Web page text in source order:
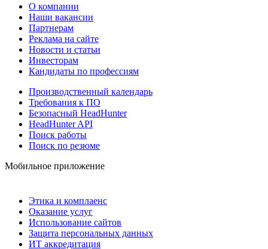
О компании
Наши вакансии
Партнерам
Реклама на сайте
Новости и статьи
Инвесторам
Кандидаты по профессиям
Производственный календарь
Требования к ПО
Безопасный HeadHunter
HeadHunter API
Поиск работы
Поиск по резюме
Мобильное приложение
Этика и комплаенс
Оказание услуг
Использование сайтов
Защита персональных данных
ИТ аккредитация